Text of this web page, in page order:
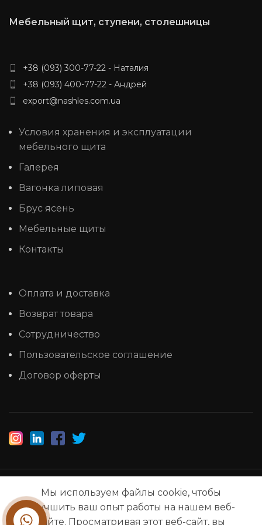
Мебельный щит, ступени, столешницы
+38 (093) 300-77-22 - Наталия
+38 (093) 400-77-22 - Андрей
export@nashles.com.ua
Условия хранения и эксплуатации
мебельного щита
Галерея
Вагонка липовая
Брус ясень
Мебельные щиты
Контакты
Оплата и доставка
Возврат товара
Сотрудничество
Пользовательское соглашение
Договор оферты
1993-2025 © НАШ ЛЕС
Мы используем файлы cookie, чтобы
улучшить ваш опыт работы на нашем веб-
сайте. Просматривая этот веб-сайт, вы